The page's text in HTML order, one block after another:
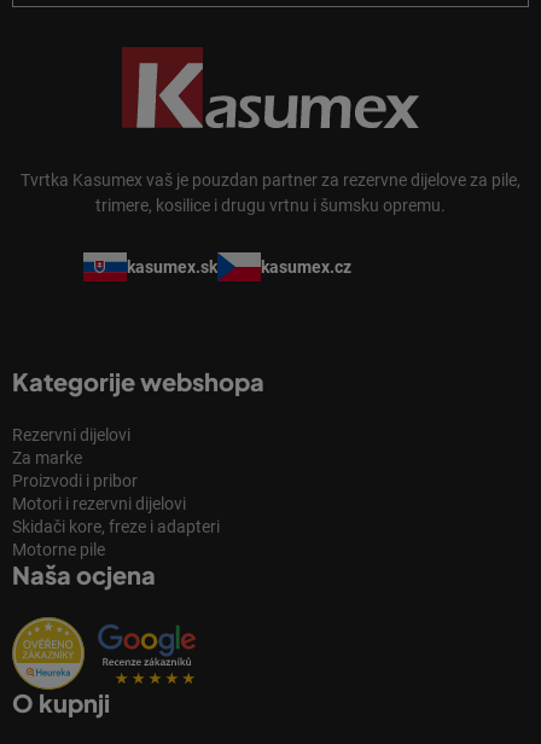
Tvrtka Kasumex vaš je pouzdan partner za rezervne dijelove za pile,
trimere, kosilice i drugu vrtnu i šumsku opremu.
kasumex.sk kasumex.cz
Kategorije webshopa
Rezervni dijelovi
Za marke
Proizvodi i pribor
Motori i rezervni dijelovi
Skidači kore, freze i adapteri
Motorne pile
Naša ocjena
O kupnji